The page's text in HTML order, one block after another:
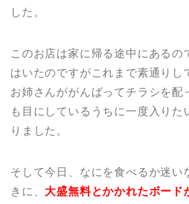
した。
このお店は家に帰る途中にあるの
はいたのですがこれまで素通りし
お姉さんががんばってチラシを配
も目にしているうちに一度入りた
りました。
そして今日、なにを食べるか迷い
きに、 大盛無料とかかれたボード